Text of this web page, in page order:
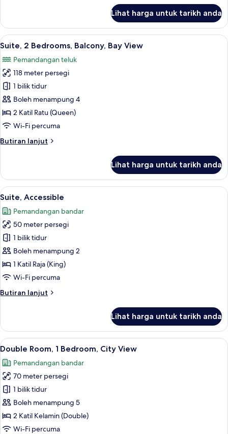
Suite,
Bedroom,
Bay
View
Lihat harga untuk tarikh anda
Lihat
semua
foto
untuk
Suite,
2
Bedrooms,
Balcony,
View
Cadar kapas Mesir, peralatan
6
Suite, 2 Bedrooms, Balcony, Bay View
Pemandangan teluk
118 meter persegi
1 bilik tidur
Boleh menampung 4
2 Katil Ratu (Queen)
Wi-Fi percuma
Butiran lanjut
Butiran
2
Bedrooms,
Balcony,
View
Lihat harga untuk tarikh anda
Lihat
semua
foto
untuk
Suite,
Accessible
Cadar kapas Mesir, peralatan
4
Suite, Accessible
Pemandangan bandar
50 meter persegi
1 bilik tidur
Boleh menampung 2
1 Katil Raja (King)
Wi-Fi percuma
Butiran lanjut
Butiran
Accessible
Lihat harga untuk tarikh anda
Lihat
semua
foto
untuk
Double
Room,
1
Bedroom,
Cadar kapas Mesir, peralatan
4
Double Room, 1 Bedroom, City View
Pemandangan bandar
70 meter persegi
1 bilik tidur
Boleh menampung 5
2 Katil Kelamin (Double)
Wi-Fi percuma